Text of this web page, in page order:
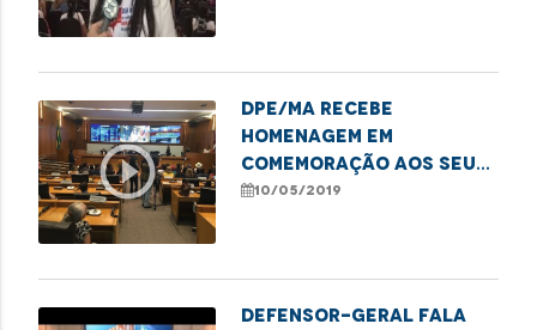
play_circle_outline
DPE/MA recebe
homenagem em
comemoração aos seus
18 anos
10/05/2019
Defensor-geral fala